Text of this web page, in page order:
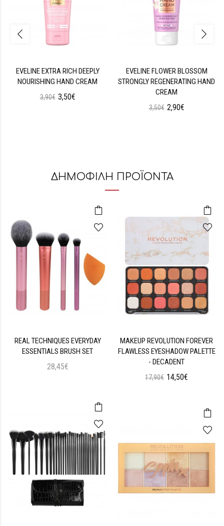
EVELINE EXTRA RICH DEEPLY
NOURISHING HAND CREAM
3,90€ 3,50€
EVELINE FLOWER BLOSSOM
STRONGLY REGENERATING HAND
CREAM
3,50€ 2,90€
ΔΗΜΟΦΙΛΗ ΠΡΟΪΟΝΤΑ
REAL TECHNIQUES EVERYDAY
ESSENTIALS BRUSH SET
28,45€
MAKEUP REVOLUTION FOREVER
FLAWLESS EYESHADOW PALETTE
- DECADENT
17,90€ 14,50€